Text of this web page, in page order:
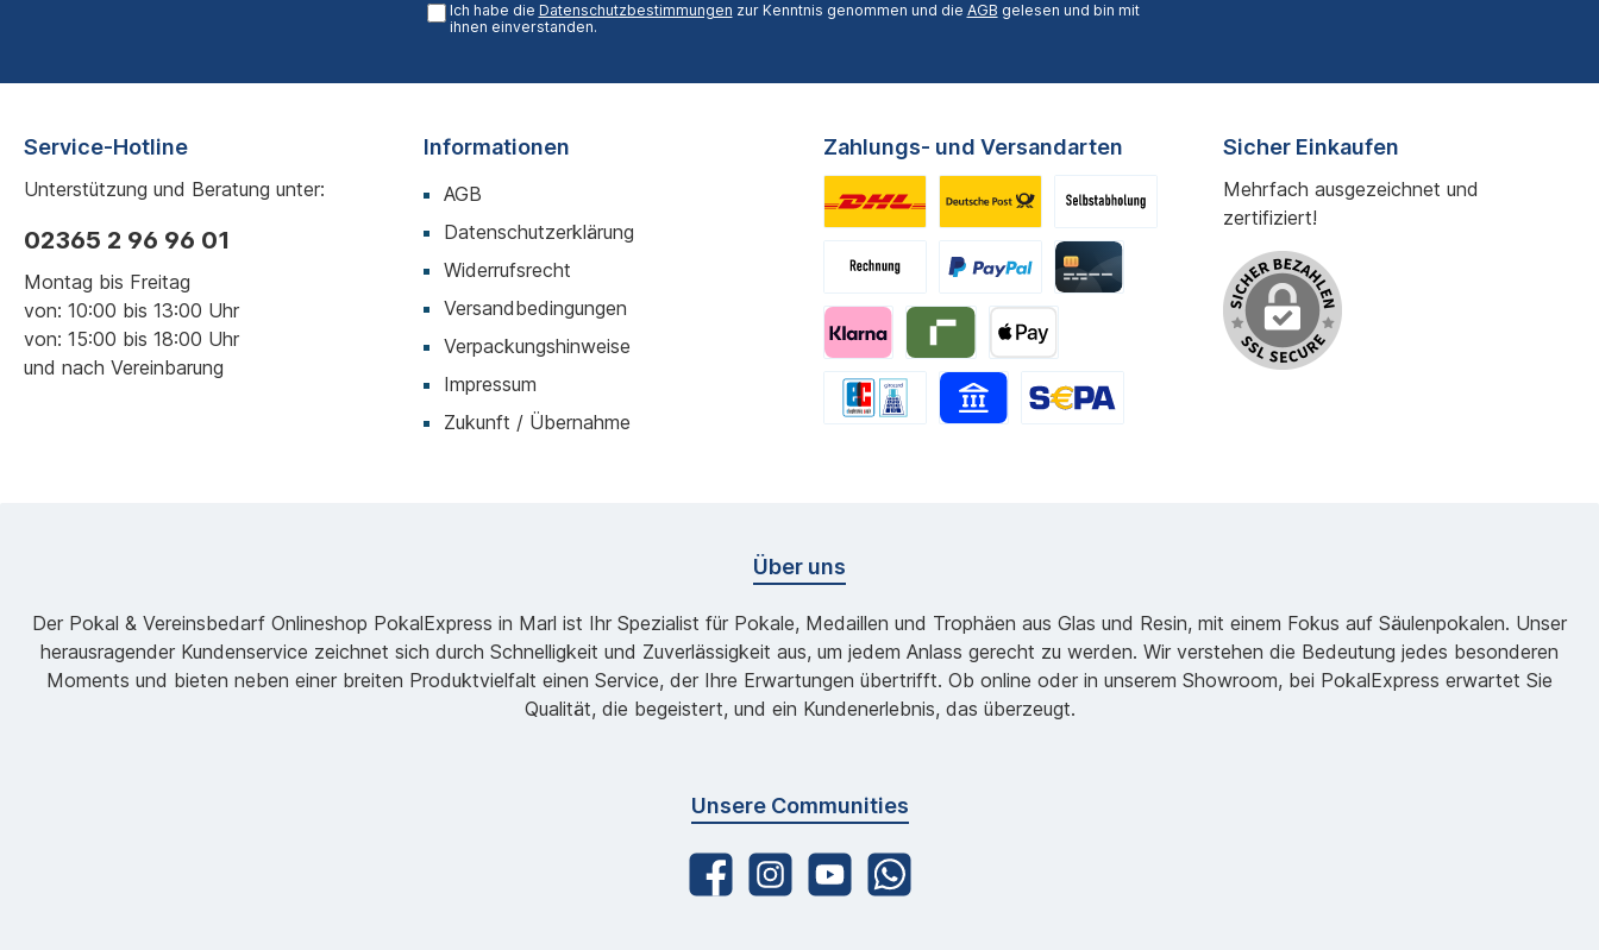
Ich habe die Datenschutzbestimmungen zur Kenntnis genommen und die AGB gelesen und bin mit
ihnen einverstanden.
Service-Hotline
Unterstützung und Beratung unter:
02365 2 96 96 01
Montag bis Freitag
von: 10:00 bis 13:00 Uhr
von: 15:00 bis 18:00 Uhr
und nach Vereinbarung
Informationen
AGB
Datenschutzerklärung
Widerrufsrecht
Versandbedingungen
Verpackungshinweise
Impressum
Zukunft / Übernahme
Zahlungs- und Versandarten Sicher Einkaufen
Mehrfach ausgezeichnet und
zertifiziert!
Über uns
Der Pokal & Vereinsbedarf Onlineshop PokalExpress in Marl ist Ihr Spezialist für Pokale, Medaillen und Trophäen aus Glas und Resin, mit einem Fokus auf Säulenpokalen. Unser
herausragender Kundenservice zeichnet sich durch Schnelligkeit und Zuverlässigkeit aus, um jedem Anlass gerecht zu werden. Wir verstehen die Bedeutung jedes besonderen
Moments und bieten neben einer breiten Produktvielfalt einen Service, der Ihre Erwartungen übertrifft. Ob online oder in unserem Showroom, bei PokalExpress erwartet Sie
Qualität, die begeistert, und ein Kundenerlebnis, das überzeugt.
Unsere Communities